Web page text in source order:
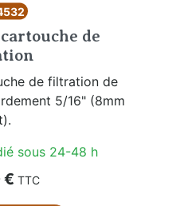
de
de filtration de
5/16" (8mm
sous 24-48 h
€ TTC